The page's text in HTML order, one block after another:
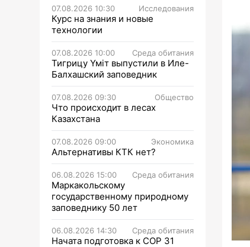
07.08.2026 10:30 Исследования
Курс на знания и новые
технологии
07.08.2026 10:00 Среда обитания
Тигрицу Үміт выпустили в Иле-
Балхашский заповедник
07.08.2026 09:30 Общество
Что происходит в лесах
Казахстана
07.08.2026 09:00 Экономика
Альтернативы КТК нет?
06.08.2026 15:00 Среда обитания
Маркакольскому
государственному природному
заповеднику 50 лет
06.08.2026 14:30 Среда обитания
Начата подготовка к СОР 31